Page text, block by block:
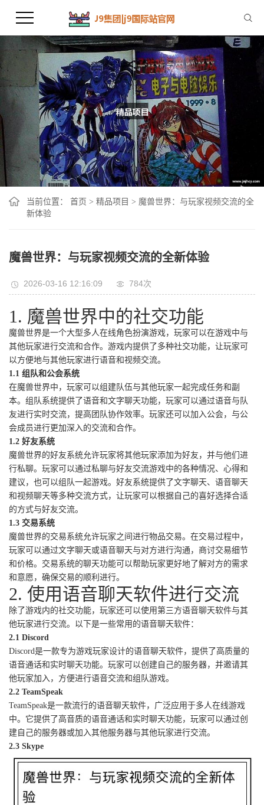
当前位置： 首页 > 精品项目 > 魔兽世界：与玩家视频交流的全
新体验
魔兽世界：与玩家视频交流的全新体验
2026-03-16 12:16:09 784次
1. 魔兽世界中的社交功能
魔兽世界是一个大型多人在线角色扮演游戏，玩家可以在游戏中与
其他玩家进行交流和合作。游戏内提供了多种社交功能，让玩家可
以方便地与其他玩家进行语音和视频交流。
1.1 组队和公会系统
在魔兽世界中，玩家可以组建队伍与其他玩家一起完成任务和副
本。组队系统提供了语音和文字聊天功能，玩家可以通过语音与队
友进行实时交流，提高团队协作效率。玩家还可以加入公会，与公
会成员进行更加深入的交流和合作。
1.2 好友系统
魔兽世界的好友系统允许玩家将其他玩家添加为好友，并与他们进
行私聊。玩家可以通过私聊与好友交流游戏中的各种情况、心得和
建议，也可以组队一起游戏。好友系统提供了文字聊天、语音聊天
和视频聊天等多种交流方式，让玩家可以根据自己的喜好选择合适
的方式与好友交流。
1.3 交易系统
魔兽世界的交易系统允许玩家之间进行物品交易。在交易过程中，
玩家可以通过文字聊天或语音聊天与对方进行沟通，商讨交易细节
和价格。交易系统的聊天功能可以帮助玩家更好地了解对方的需求
和意愿，确保交易的顺利进行。
2. 使用语音聊天软件进行交流
除了游戏内的社交功能，玩家还可以使用第三方语音聊天软件与其
他玩家进行交流。以下是一些常用的语音聊天软件：
2.1 Discord
Discord是一款专为游戏玩家设计的语音聊天软件，提供了高质量的
语音通话和实时聊天功能。玩家可以创建自己的服务器，并邀请其
他玩家加入，方便进行语音交流和组队游戏。
2.2 TeamSpeak
TeamSpeak是一款流行的语音聊天软件，广泛应用于多人在线游戏
中。它提供了高音质的语音通话和实时聊天功能，玩家可以通过创
建自己的服务器或加入其他服务器与其他玩家进行交流。
2.3 Skype